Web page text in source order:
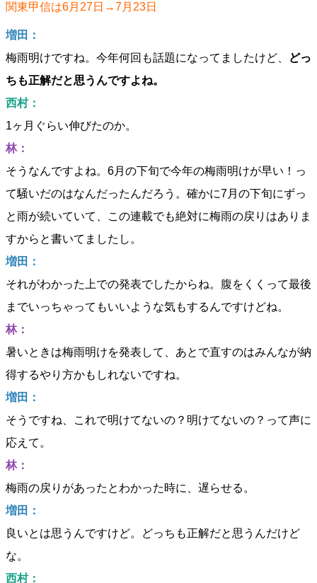
関東甲信は6月27日→7月23日
増田：
梅雨明けですね。今年何回も話題になってましたけど、
どっ
ちも正解だと思うんですよね。
西村：
1ヶ月ぐらい伸びたのか。
林：
そうなんですよね。6月の下旬で今年の梅雨明けが早い！っ
て騒いだのはなんだったんだろう。確かに7月の下旬にずっ
と雨が続いていて、この連載でも絶対に梅雨の戻りはありま
すからと書いてましたし。
増田：
それがわかった上での発表でしたからね。腹をくくって最後
までいっちゃってもいいような気もするんですけどね。
林：
暑いときは梅雨明けを発表して、あとで直すのはみんなが納
得するやり方かもしれないですね。
増田：
そうですね、これで明けてないの？明けてないの？って声に
応えて。
林：
梅雨の戻りがあったとわかった時に、遅らせる。
増田：
良いとは思うんですけど。どっちも正解だと思うんだけど
な。
西村：